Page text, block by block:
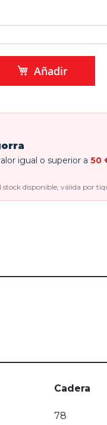
Añadir
igual o superior a 50
disponible, válida por
Cadera
78